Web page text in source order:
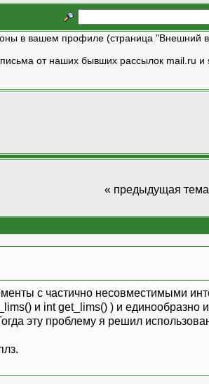
в вашем профиле (страница "Внешний
от наших бывших рассылок mail.ru и
« предыдущая тема
с частично несовместимыми
и int get_lims() ) и единообразно
эту проблему я решил